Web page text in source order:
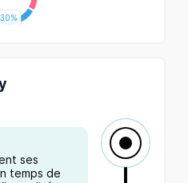
ses
temps de